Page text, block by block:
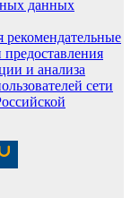
данных
и анализа
сети